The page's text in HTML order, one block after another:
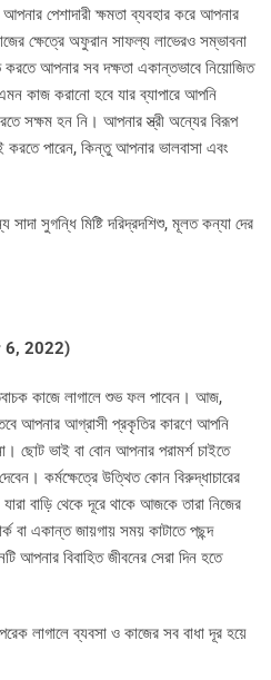
পেশাদারী ক্ষমতা ব্যবহার করে আপনার
ক্ষেত্রে অফুরান সাফল্য লাভেরও সম্ভাবনা
আপনার সব দক্ষতা একান্তভাবে নিয়োজিত
কাজ করানো হবে যার ব্যাপারে আপনি
সক্ষম হন নি। আপনার স্ত্রী অন্যের বিরূপ
করতে পারেন, কিন্তু আপনার ভালবাসা এবং
সাদা সুগন্ধি মিষ্টি দরিদ্রদশিশু, মূলত কন্যা দের
6, 2022)
কাজে লাগালে শুভ ফল পাবেন। আজ,
আপনার আগ্রাসী প্রকৃতির কারণে আপনি
ছোট ভাই বা বোন আপনার পরামর্শ চাইতে
কর্মক্ষেত্রে উত্থিত কোন বিরুদ্ধাচারের
বাড়ি থেকে দূরে থাকে আজকে তারা নিজের
বা একান্ত জায়গায় সময় কাটাতে পছন্দ
আপনার বিবাহিত জীবনের সেরা দিন হতে
লাগালে ব্যবসা ও কাজের সব বাধা দূর হয়ে